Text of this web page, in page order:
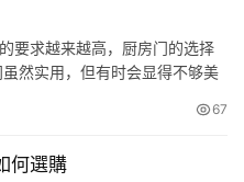
要求越来越高，厨房门的选择
然实用，但有时会显得不够美
，而是采用这种美观又省空间
为什么越来越多人厨房不装推
67
何選購